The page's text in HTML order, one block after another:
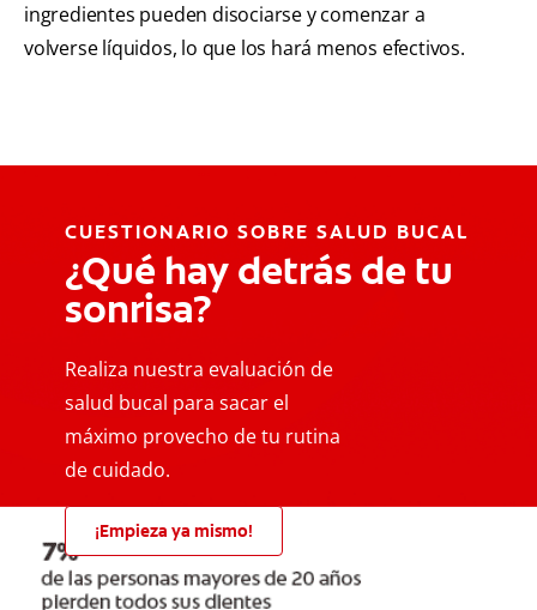
ingredientes pueden disociarse y comenzar a
volverse líquidos, lo que los hará menos efectivos.
CUESTIONARIO SOBRE SALUD BUCAL
¿Qué hay detrás de tu
sonrisa?
Realiza nuestra evaluación de
salud bucal para sacar el
máximo provecho de tu rutina
de cuidado.
¡Empieza ya mismo!